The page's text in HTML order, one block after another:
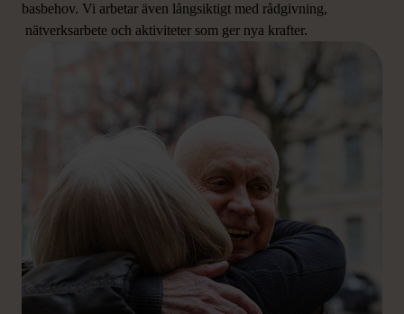
basbehov. Vi arbetar även långsiktigt med rådgivning,
nätverksarbete och aktiviteter som ger nya krafter.